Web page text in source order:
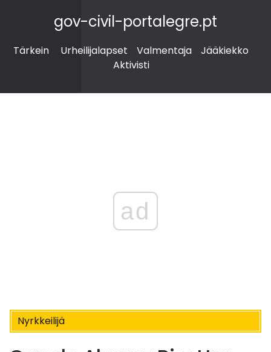
gov-civil-portalegre.pt
Tärkein Urheilijalapset Valmentaja
Jääkiekko
Aktivisti
ad
Nyrkkeilijä